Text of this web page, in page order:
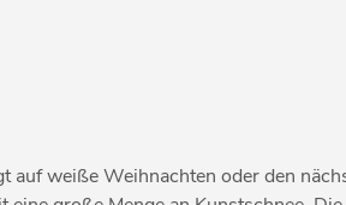
weiße Weihnachten oder den